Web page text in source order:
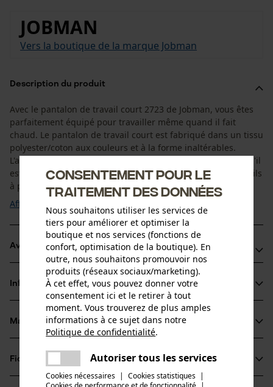
JOBMAN
Vers la boutique de la marque Jobman
Description du produit
Avec le pantalon de travail court 2723 de Jobman, vous êtes
parfaitement équipé pour travailler même quand il fait
chaud. Le pantalon de travail court est fabriqué dans un tissu
polyester/coton aux couleurs et à la forme inaltérables.
L'avantage : il conserve sa forme et sa couleur même lorsqu'il
est porté et lavé fréquemment. Vous pouvez ranger vos outils
à portée de main dans ...
Afficher plus
Avantages du produit
Pantalon de travail pratique quand il fait chaud
Poches pour transporter des outils en toute sécurité
Informations sur le produit
Détails du produit
Type dactivité
Pêcher, Travailler, Randonnée, Camper
Matériau & entretien
Matériau
Fiches techniques
Fiche de données de sécurité du produit (PDF)
Consentement pour le
traitement des données
Nous souhaitons utiliser les services de
tiers pour améliorer et optimiser la
boutique et nos services (fonctions de
confort, optimisation de la boutique). En
outre, nous souhaitons promouvoir nos
produits (réseaux sociaux/marketing).
À cet effet, vous pouvez donner votre
consentement ici et le retirer à tout
moment. Vous trouverez de plus amples
informations à ce sujet dans notre
Politique de confidentialité.
Autoriser tous les services
Cookies nécessaires | Cookies statistiques |
Une erreur s'est produite. Veuillez
essayer encore.
partager
partager